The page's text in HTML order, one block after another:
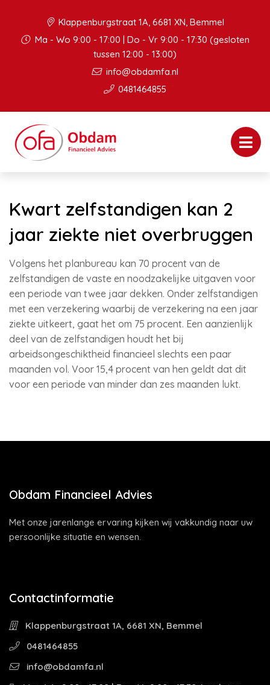
Klappenburgstraat 1A, 6681 XN, Bemmel
Ma - Wo 9:00 - 17:00 | Do - Vr 9:00 - 17:30 (gesloten
tussen 12:00 - 13:00)
info@obdamfa.nl
0481464855
Kwart zelfstandigen kan 2
jaar ziekte niet overbruggen
Volgens het planbureau kan 70 procent van de
zelfstandigen de vaste en noodzakelijke uitgaven voor
een periode van twee jaar dekken. Onder zelfstandigen
met een verzekering waarbij de verzekering na een jaar
ziekte uitkeert, gaat het om 75 procent. Een aanzienlijk
deel van de zelfstandigen houdt het bij
arbeidsongeschiktheid financieel slechts een paar
maanden vol. Voor 15,4 procent van hen geldt dat dit
voor een periode van minder dan zes maanden lukt.
Obdam Financieel Advies
Met onze jarenlange ervaring kijken wij vakkundig naar uw
persoonlijke situatie en wensen.
Contactinformatie
Klappenburgstraat 1A, 6681 XN, Bemmel
0481464855
info@obdamfa.nl